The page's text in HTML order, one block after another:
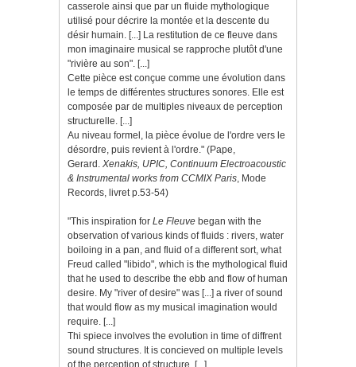
casserole ainsi que par un fluide mythologique
utilisé pour décrire la montée et la descente du
désir humain. [...] La restitution de ce fleuve dans
mon imaginaire musical se rapproche plutôt d'une
"rivière au son". [...]
Cette pièce est conçue comme une évolution dans
le temps de différentes structures sonores. Elle est
composée par de multiples niveaux de perception
structurelle. [...]
Au niveau formel, la pièce évolue de l'ordre vers le
désordre, puis revient à l'ordre." (Pape,
Gerard. Xenakis, UPIC, Continuum Electroacoustic
& Instrumental works from CCMIX Paris, Mode
Records, livret p.53-54)
"This inspiration for Le Fleuve began with the
observation of various kinds of fluids : rivers, water
boiloing in a pan, and fluid of a different sort, what
Freud called "libido", which is the mythological fluid
that he used to describe the ebb and flow of human
desire. My "river of desire" was [...] a river of sound
that would flow as my musical imagination would
require. [...]
Thi spiece involves the evolution in time of diffrent
sound structures. It is concieved on multiple levels
of the perception of structure. [...]